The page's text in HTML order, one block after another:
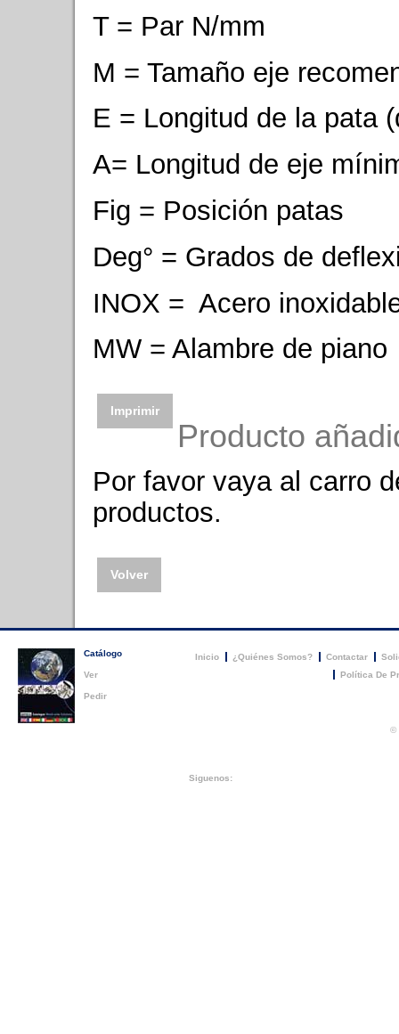
T = Par N/mm
M = Tamaño eje
E = Longitud de la pata
A= Longitud de eje
Fig = Posición patas
Deg° = Grados de
INOX = Acero
MW = Alambre de piano
Imprimir
Producto
Por favor vaya al carro
productos.
Volver
Catálogo
Ver
Pedir
Inicio ¿Quiénes Somos? Contactar
Política De
©
Siguenos: